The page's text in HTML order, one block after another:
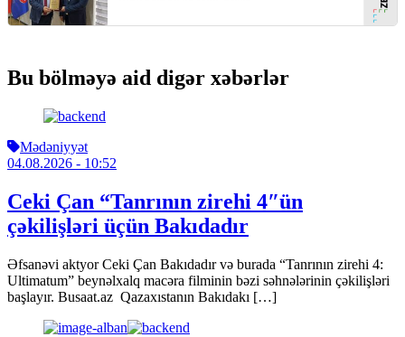
Bu bölməyə aid digər xəbərlər
Mədəniyyət
04.08.2026 - 10:52
Ceki Çan “Tanrının zirehi 4″ün
çəkilişləri üçün Bakıdadır
Əfsanəvi aktyor Ceki Çan Bakıdadır və burada “Tanrının zirehi 4:
Ultimatum” beynəlxalq macəra filminin bəzi səhnələrinin çəkilişləri
başlayır. Busaat.az Qazaxıstanın Bakıdakı […]